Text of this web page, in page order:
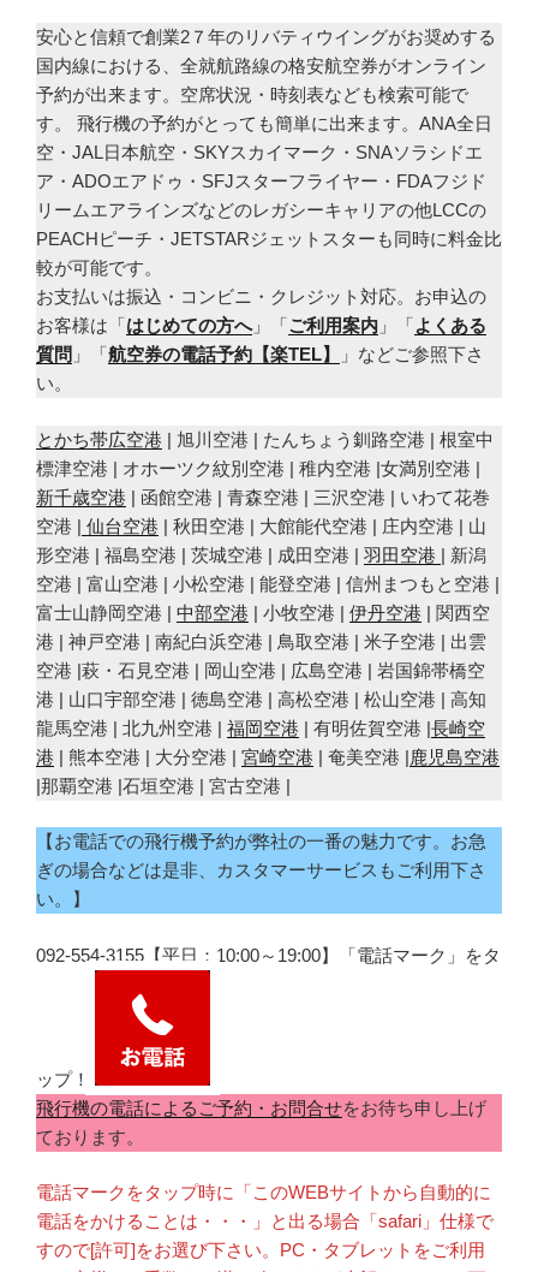
安心と信頼で創業2７年のリバティウイングがお奨めする
国内線における、全就航路線の格安航空券がオンライン
予約が出来ます。空席状況・時刻表なども検索可能で
す。 飛行機の予約がとっても簡単に出来ます。ANA全日
空・JAL日本航空・SKYスカイマーク・SNAソラシドエ
ア・ADOエアドゥ・SFJスターフライヤー・FDAフジド
リームエアラインズなどのレガシーキャリアの他LCCの
PEACHピーチ・JETSTARジェットスターも同時に料金比
較が可能です。
お支払いは振込・コンビニ・クレジット対応。お申込の
お客様は「はじめての方へ」「ご利用案内 」「よくある
質問 」「航空券の電話予約【楽TEL】
」などご参照下さ
い。
とかち帯広空港 | 旭川空港 | たんちょう釧路空港 | 根室中
標津空港 | オホーツク紋別空港 | 稚内空港 |女満別空港 |
新千歳空港 | 函館空港 | 青森空港 | 三沢空港 | いわて花巻
空港 | 仙台空港 | 秋田空港 | 大館能代空港 | 庄内空港 | 山
形空港 | 福島空港 | 茨城空港 | 成田空港 | 羽田空港 | 新潟
空港 | 富山空港 | 小松空港 | 能登空港 | 信州まつもと空港 |
富士山静岡空港 | 中部空港 | 小牧空港 | 伊丹空港 | 関西空
港 | 神戸空港 | 南紀白浜空港 | 鳥取空港 | 米子空港 | 出雲
空港 |萩・石見空港 | 岡山空港 | 広島空港 | 岩国錦帯橋空
港 | 山口宇部空港 | 徳島空港 | 高松空港 | 松山空港 | 高知
龍馬空港 | 北九州空港 | 福岡空港 | 有明佐賀空港 |長崎空
港 | 熊本空港 | 大分空港 | 宮崎空港 | 奄美空港 |鹿児島空港
|那覇空港 |石垣空港 | 宮古空港 |
【お電話での飛行機予約が弊社の一番の魅力です。お急
ぎの場合などは是非、カスタマーサービスもご利用下さ
い。】
092-554-3155【平日：10:00～19:00】「電話マーク」をタ
ップ！
飛行機の電話によるご予約・お問合せをお待ち申し上げ
ております。
電話マークをタップ時に「このWEBサイトから自動的に
電話をかけることは・・・」と出る場合「safari」仕様で
すので[許可]をお選び下さい。PC・タブレットをご利用